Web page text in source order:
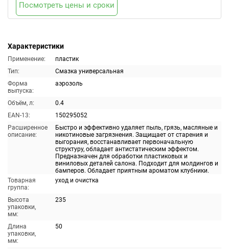
Характеристики
Применение:
пластик
Тип:
Смазка универсальная
Форма
выпуска:
аэрозоль
Объём, л:
0.4
EAN-13:
150295052
Расширенное
описание:
Быстро и эффективно удаляет пыль, грязь, масляные и
никотиновые загрязнения. Защищает от старения и
выгорания, восстанавливает первоначальную
структуру, обладает антистатическим эффектом.
Предназначен для обработки пластиковых и
виниловых деталей салона. Подходит для молдингов и
бамперов. Обладает приятным ароматом клубники.
Товарная
группа:
уход и очистка
Высота
упаковки,
мм:
235
Длина
упаковки,
мм:
50
Посмотреть цены и сроки